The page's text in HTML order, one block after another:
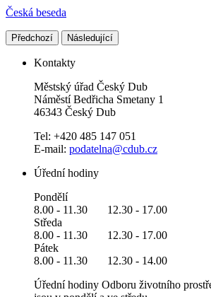
Česká beseda
Předchozí Následující
Kontakty
Městský úřad Český Dub
Náměstí Bedřicha Smetany 1
46343 Český Dub
Tel: +420 485 147 051
E-mail: podatelna@cdub.cz
Úřední hodiny
Pondělí
8.00 - 11.30 12.30 - 17.00
Středa
8.00 - 11.30 12.30 - 17.00
Pátek
8.00 - 11.30 12.30 - 14.00
Úřední hodiny Odboru životního